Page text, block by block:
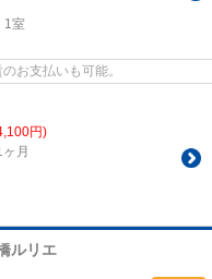
1室
お支払いも可能。
円)
月
ルリエ